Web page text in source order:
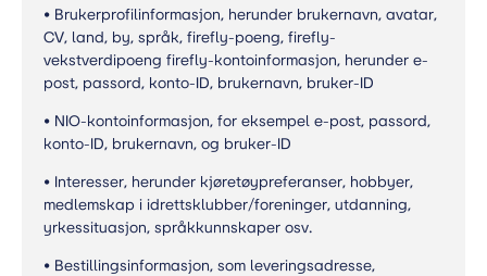
• Brukerprofilinformasjon, herunder brukernavn, avatar,
CV, land, by, språk, firefly-poeng, firefly-
vekstverdipoeng firefly-kontoinformasjon, herunder e-
post, passord, konto-ID, brukernavn, bruker-ID
• NIO-kontoinformasjon, for eksempel e-post, passord,
konto-ID, brukernavn, og bruker-ID
• Interesser, herunder kjøretøypreferanser, hobbyer,
medlemskap i idrettsklubber/foreninger, utdanning,
yrkessituasjon, språkkunnskaper osv.
• Bestillingsinformasjon, som leveringsadresse,